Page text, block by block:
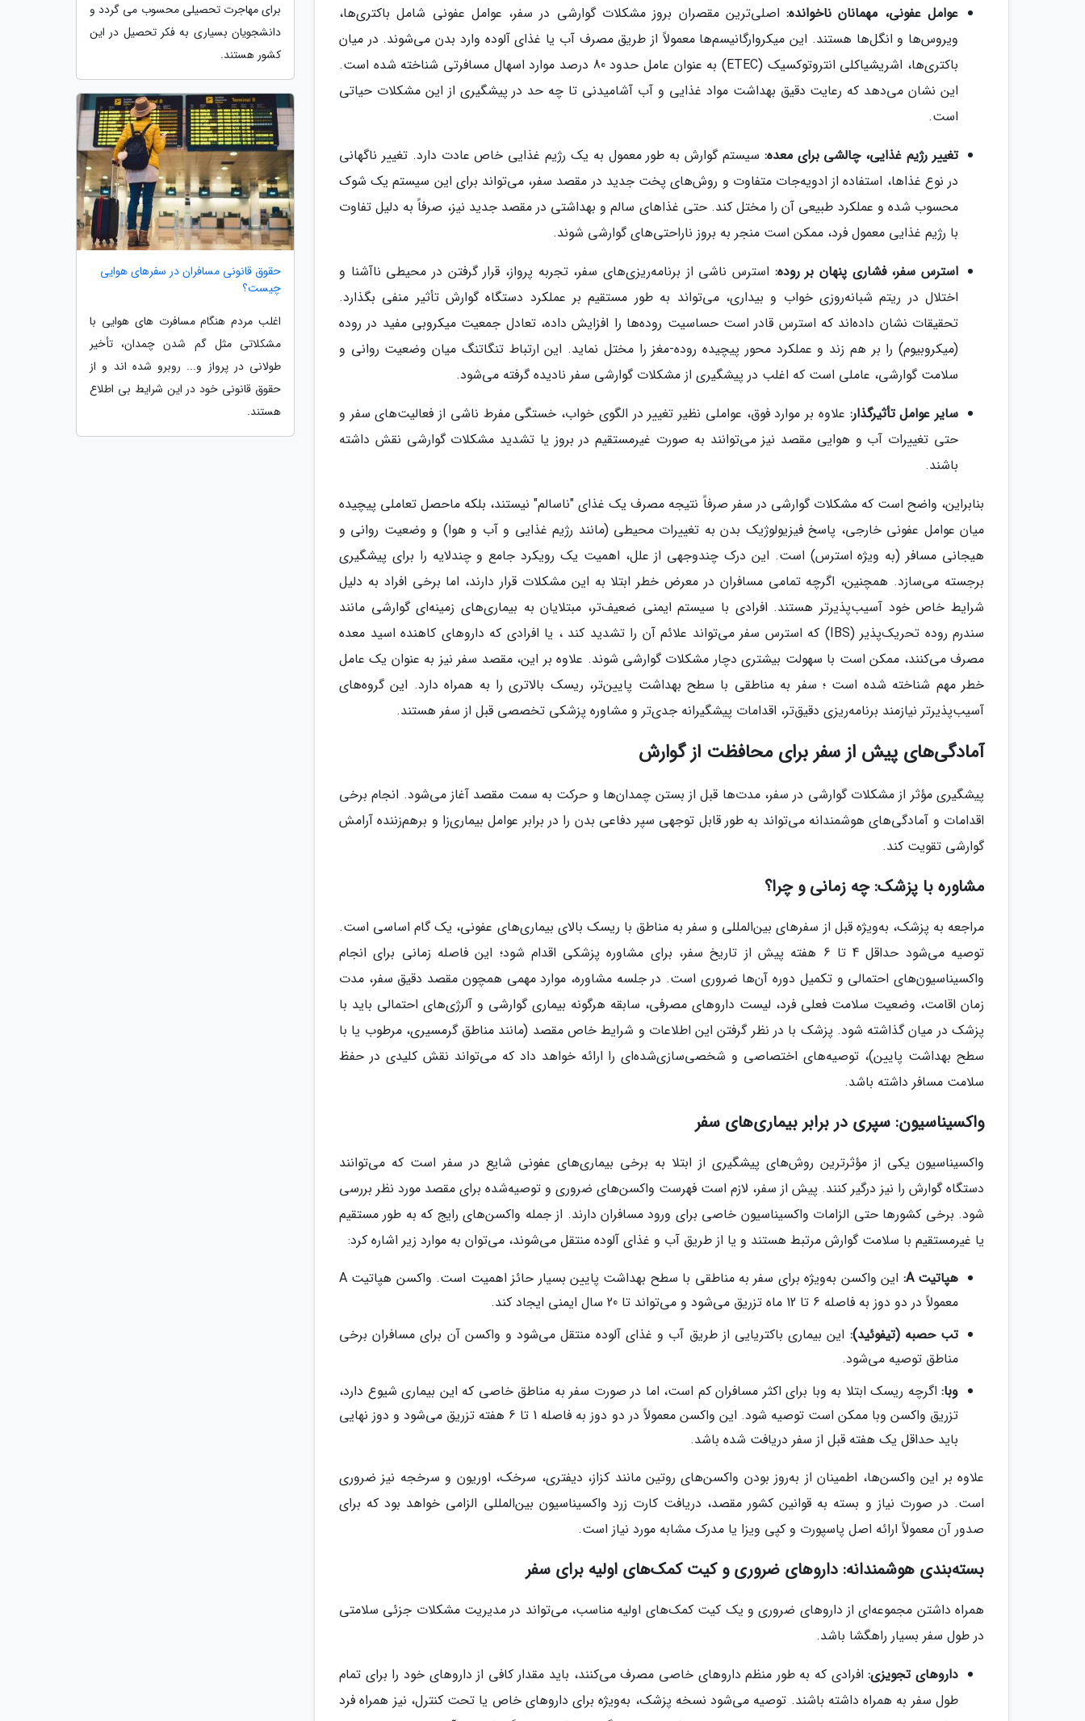
عوامل عفونی، مهمانان ناخوانده:اصلی‌ترین مقصران بروز مشکلات گوارشی در سفر، عوامل عفونی شامل باکتری‌ها،
ویروس‌ها و انگل‌ها هستند. این میکروارگانیسم‌ها معمولاً از طریق مصرف آب یا غذای آلوده وارد بدن می‌شوند. در میان
باکتری‌ها، اشریشیاکلی انتروتوکسیک (ETEC) به عنوان عامل حدود 80 درصد موارد اسهال مسافرتی شناخته شده است.
این نشان می‌دهد که رعایت دقیق بهداشت مواد غذایی و آب آشامیدنی تا چه حد در پیشگیری از این مشکلات حیاتی
است.
تغییر رژیم غذایی، چالشی برای معده: سیستم گوارش به طور معمول به یک رژیم غذایی خاص عادت دارد. تغییر ناگهانی
در نوع غذاها، استفاده از ادویه‌جات متفاوت و روش‌های پخت جدید در مقصد سفر، می‌تواند برای این سیستم یک شوک
محسوب شده و عملکرد طبیعی آن را مختل کند. حتی غذاهای سالم و بهداشتی در مقصد جدید نیز، صرفاً به دلیل تفاوت
با رژیم غذایی معمول فرد، ممکن است منجر به بروز ناراحتی‌های گوارشی شوند.
استرس سفر، فشاری پنهان بر روده: استرس ناشی از برنامه‌ریزی‌های سفر، تجربه پرواز، قرار گرفتن در محیطی ناآشنا و
اختلال در ریتم شبانه‌روزی خواب و بیداری، می‌تواند به طور مستقیم بر عملکرد دستگاه گوارش تأثیر منفی بگذارد.
تحقیقات نشان داده‌اند که استرس قادر است حساسیت روده‌ها را افزایش داده، تعادل جمعیت میکروبی مفید در روده
(میکروبیوم) را بر هم زند و عملکرد محور پیچیده روده-مغز را مختل نماید. این ارتباط تنگاتنگ میان وضعیت روانی و
سلامت گوارشی، عاملی است که اغلب در پیشگیری از مشکلات گوارشی سفر نادیده گرفته می‌شود.
سایر عوامل تأثیرگذار: علاوه بر موارد فوق، عواملی نظیر تغییر در الگوی خواب، خستگی مفرط ناشی از فعالیت‌های سفر و
حتی تغییرات آب و هوایی مقصد نیز می‌توانند به صورت غیرمستقیم در بروز یا تشدید مشکلات گوارشی نقش داشته
باشند.
بنابراین، واضح است که مشکلات گوارشی در سفر صرفاً نتیجه مصرف یک غذای "ناسالم" نیستند، بلکه ماحصل تعاملی پیچیده
میان عوامل عفونی خارجی، پاسخ فیزیولوژیک بدن به تغییرات محیطی (مانند رژیم غذایی و آب و هوا) و وضعیت روانی و
هیجانی مسافر (به ویژه استرس) است. این درک چندوجهی از علل، اهمیت یک رویکرد جامع و چندلایه را برای پیشگیری
برجسته می‌سازد. همچنین، اگرچه تمامی مسافران در معرض خطر ابتلا به این مشکلات قرار دارند، اما برخی افراد به دلیل
شرایط خاص خود آسیب‌پذیرتر هستند. افرادی با سیستم ایمنی ضعیف‌تر، مبتلایان به بیماری‌های زمینه‌ای گوارشی مانند
سندرم روده تحریک‌پذیر (IBS) که استرس سفر می‌تواند علائم آن را تشدید کند ، یا افرادی که داروهای کاهنده اسید معده
مصرف می‌کنند، ممکن است با سهولت بیشتری دچار مشکلات گوارشی شوند. علاوه بر این، مقصد سفر نیز به عنوان یک عامل
خطر مهم شناخته شده است ؛ سفر به مناطقی با سطح بهداشت پایین‌تر، ریسک بالاتری را به همراه دارد. این گروه‌های
آسیب‌پذیرتر نیازمند برنامه‌ریزی دقیق‌تر، اقدامات پیشگیرانه جدی‌تر و مشاوره پزشکی تخصصی قبل از سفر هستند.
آمادگی‌های پیش از سفر برای محافظت از گوارش
پیشگیری مؤثر از مشکلات گوارشی در سفر، مدت‌ها قبل از بستن چمدان‌ها و حرکت به سمت مقصد آغاز می‌شود. انجام برخی
اقدامات و آمادگی‌های هوشمندانه می‌تواند به طور قابل توجهی سپر دفاعی بدن را در برابر عوامل بیماری‌زا و برهم‌زننده آرامش
گوارشی تقویت کند.
مشاوره با پزشک: چه زمانی و چرا؟
مراجعه به پزشک، به‌ویژه قبل از سفرهای بین‌المللی و سفر به مناطق با ریسک بالای بیماری‌های عفونی، یک گام اساسی است.
توصیه می‌شود حداقل 4 تا 6 هفته پیش از تاریخ سفر، برای مشاوره پزشکی اقدام شود؛ این فاصله زمانی برای انجام
واکسیناسیون‌های احتمالی و تکمیل دوره آن‌ها ضروری است. در جلسه مشاوره، موارد مهمی همچون مقصد دقیق سفر، مدت
زمان اقامت، وضعیت سلامت فعلی فرد، لیست داروهای مصرفی، سابقه هرگونه بیماری گوارشی و آلرژی‌های احتمالی باید با
پزشک در میان گذاشته شود. پزشک با در نظر گرفتن این اطلاعات و شرایط خاص مقصد (مانند مناطق گرمسیری، مرطوب یا با
سطح بهداشت پایین)، توصیه‌های اختصاصی و شخصی‌سازی‌شده‌ای را ارائه خواهد داد که می‌تواند نقش کلیدی در حفظ
سلامت مسافر داشته باشد.
واکسیناسیون: سپری در برابر بیماری‌های سفر
واکسیناسیون یکی از مؤثرترین روش‌های پیشگیری از ابتلا به برخی بیماری‌های عفونی شایع در سفر است که می‌توانند
دستگاه گوارش را نیز درگیر کنند. پیش از سفر، لازم است فهرست واکسن‌های ضروری و توصیه‌شده برای مقصد مورد نظر بررسی
شود. برخی کشورها حتی الزامات واکسیناسیون خاصی برای ورود مسافران دارند. از جمله واکسن‌های رایج که به طور مستقیم
یا غیرمستقیم با سلامت گوارش مرتبط هستند و یا از طریق آب و غذای آلوده منتقل می‌شوند، می‌توان به موارد زیر اشاره کرد:
هپاتیت A:
این واکسن به‌ویژه برای سفر به مناطقی با سطح بهداشت پایین بسیار حائز اهمیت است. واکسن هپاتیت A
معمولاً در دو دوز به فاصله 6 تا 12 ماه تزریق می‌شود و می‌تواند تا 20 سال ایمنی ایجاد کند.
تب حصبه (تیفوئید): این بیماری باکتریایی از طریق آب و غذای آلوده منتقل می‌شود و واکسن آن برای مسافران برخی
مناطق توصیه می‌شود.
وبا: اگرچه ریسک ابتلا به وبا برای اکثر مسافران کم است، اما در صورت سفر به مناطق خاصی که این بیماری شیوع دارد،
تزریق واکسن وبا ممکن است توصیه شود. این واکسن معمولاً در دو دوز به فاصله 1 تا 6 هفته تزریق می‌شود و دوز نهایی
باید حداقل یک هفته قبل از سفر دریافت شده باشد.
علاوه بر این واکسن‌ها، اطمینان از به‌روز بودن واکسن‌های روتین مانند کزاز، دیفتری، سرخک، اوریون و سرخجه نیز ضروری
است. در صورت نیاز و بسته به قوانین کشور مقصد، دریافت کارت زرد واکسیناسیون بین‌المللی الزامی خواهد بود که برای
صدور آن معمولاً ارائه اصل پاسپورت و کپی ویزا یا مدرک مشابه مورد نیاز است.
بسته‌بندی هوشمندانه: داروهای ضروری و کیت کمک‌های اولیه برای سفر
همراه داشتن مجموعه‌ای از داروهای ضروری و یک کیت کمک‌های اولیه مناسب، می‌تواند در مدیریت مشکلات جزئی سلامتی
در طول سفر بسیار راهگشا باشد.
داروهای تجویزی:افرادی که به طور منظم داروهای خاصی مصرف می‌کنند، باید مقدار کافی از داروهای خود را برای تمام
طول سفر به همراه داشته باشند. توصیه می‌شود نسخه پزشک، به‌ویژه برای داروهای خاص یا تحت کنترل، نیز همراه فرد
برای مهاجرت تحصیلی محسوب می گردد و
دانشجویان بسیاری به فکر تحصیل در این
کشور هستند.
حقوق قانونی مسافران در سفرهای هوایی
چیست؟
اغلب مردم هنگام مسافرت های هوایی با
مشکلاتی مثل گم شدن چمدان، تأخیر
طولانی در پرواز و... روبرو شده اند و از
حقوق قانونی خود در این شرایط بی اطلاع
هستند.